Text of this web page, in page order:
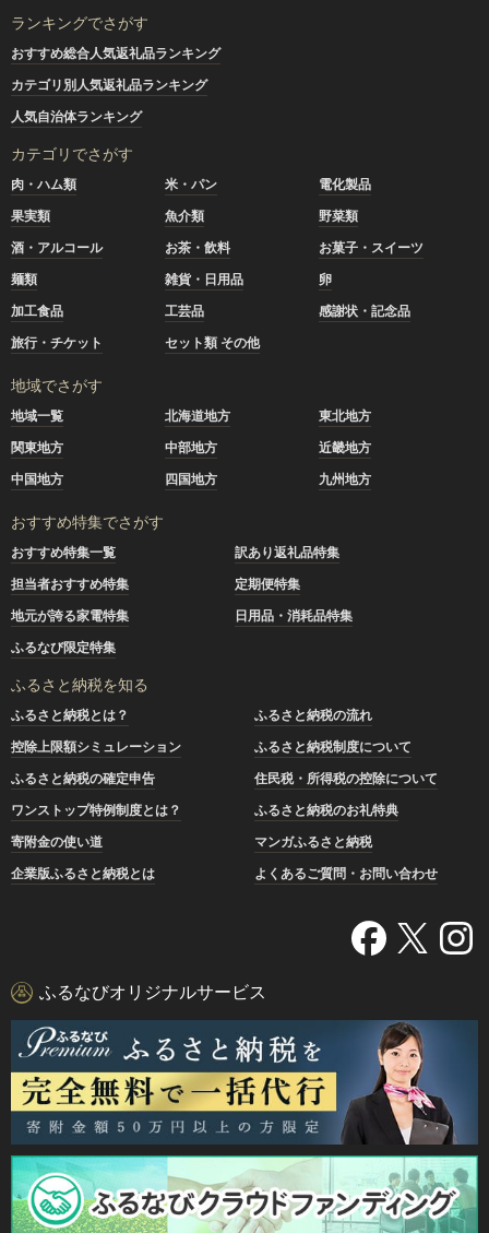
ランキングでさがす
おすすめ総合人気返礼品ランキング
カテゴリ別人気返礼品ランキング
人気自治体ランキング
カテゴリでさがす
肉・ハム類 米・パン
電化製品
果実類
魚介類
野菜類
酒・アルコール
お茶・飲料
お菓子・スイーツ
麺類
雑貨・日用品
卵
加工食品
工芸品
感謝状・記念品
旅行・チケット
セット類 その他
地域でさがす
地域一覧 北海道地方
東北地方
関東地方
中部地方
近畿地方
中国地方
四国地方 九州地方
おすすめ特集でさがす
おすすめ特集一覧
訳あり返礼品特集
担当者おすすめ特集
定期便特集
地元が誇る家電特集
日用品・消耗品特集
ふるなび限定特集
ふるさと納税を知る
ふるさと納税とは？
ふるさと納税の流れ
控除上限額シミュレーション
ふるさと納税制度について
ふるさと納税の確定申告
住民税・所得税の控除について
ワンストップ特例制度とは？
ふるさと納税のお礼特典
寄附金の使い道
マンガふるさと納税
企業版ふるさと納税とは
よくあるご質問・お問い合わせ
ふるなびオリジナルサービス